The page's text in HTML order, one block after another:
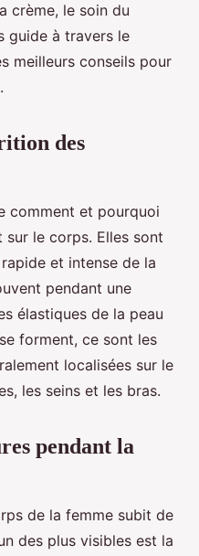
crème, le soin du
guide à travers le
meilleurs conseils pour
des
comment et pourquoi
sur le corps. Elles sont
et intense de la
pendant une
élastiques de la peau
forment, ce sont les
localisées sur le
les seins et les bras.
pendant la
de la femme subit de
des plus visibles est la